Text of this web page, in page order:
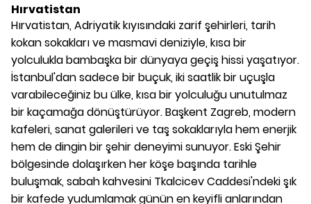
Hırvatistan
Hırvatistan, Adriyatik kıyısındaki zarif şehirleri, tarih
kokan sokakları ve masmavi deniziyle, kısa bir
yolculukla bambaşka bir dünyaya geçiş hissi yaşatıyor.
İstanbul'dan sadece bir buçuk, iki saatlik bir uçuşla
varabileceğiniz bu ülke, kısa bir yolculuğu unutulmaz
bir kaçamağa dönüştürüyor. Başkent Zagreb, modern
kafeleri, sanat galerileri ve taş sokaklarıyla hem enerjik
hem de dingin bir şehir deneyimi sunuyor. Eski Şehir
bölgesinde dolaşırken her köşe başında tarihle
buluşmak, sabah kahvesini Tkalcicev Caddesi'ndeki şık
bir kafede yudumlamak günün en keyifli anlarından